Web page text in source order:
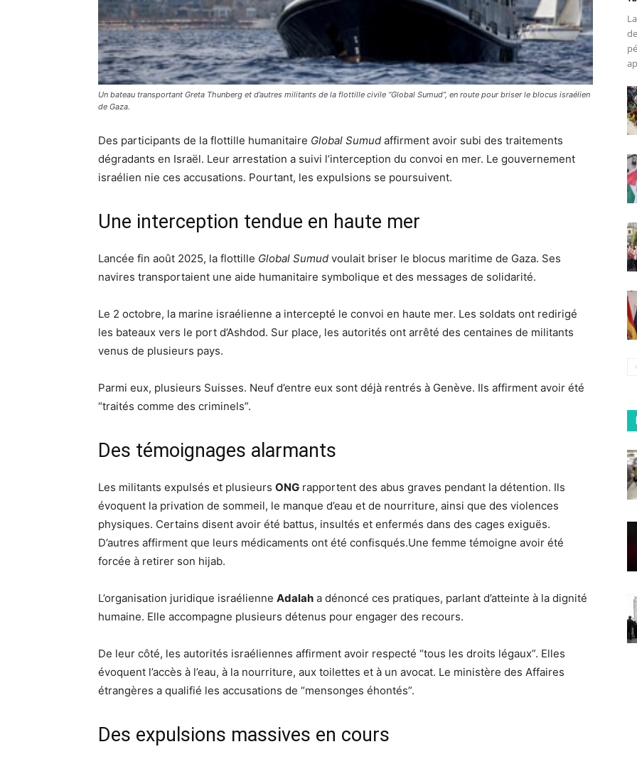
Un bateau transportant Greta Thunberg et d’autres militants de la flottille civile “Global Sumud”, en route pour briser le blocus israélien
de Gaza.
Des participants de la flottille humanitaire Global Sumud affirment avoir subi des traitements
dégradants en Israël. Leur arrestation a suivi l’interception du convoi en mer. Le gouvernement
israélien nie ces accusations. Pourtant, les expulsions se poursuivent.
Une interception tendue en haute mer
Lancée fin août 2025, la flottille Global Sumud voulait briser le blocus maritime de Gaza. Ses
navires transportaient une aide humanitaire symbolique et des messages de solidarité.
Le 2 octobre, la marine israélienne a intercepté le convoi en haute mer. Les soldats ont redirigé
les bateaux vers le port d’Ashdod. Sur place, les autorités ont arrêté des centaines de militants
venus de plusieurs pays.
Parmi eux, plusieurs Suisses. Neuf d’entre eux sont déjà rentrés à Genève. Ils affirment avoir été
“traités comme des criminels”.
Des témoignages alarmants
Les militants expulsés et plusieurs ONG rapportent des abus graves pendant la détention. Ils
évoquent la privation de sommeil, le manque d’eau et de nourriture, ainsi que des violences
physiques. Certains disent avoir été battus, insultés et enfermés dans des cages exiguës.
D’autres affirment que leurs médicaments ont été confisqués.Une femme témoigne avoir été
forcée à retirer son hijab.
L’organisation juridique israélienne Adalah a dénoncé ces pratiques, parlant d’atteinte à la dignité
humaine. Elle accompagne plusieurs détenus pour engager des recours.
De leur côté, les autorités israéliennes affirment avoir respecté “tous les droits légaux”. Elles
évoquent l’accès à l’eau, à la nourriture, aux toilettes et à un avocat. Le ministère des Affaires
étrangères a qualifié les accusations de “mensonges éhontés”.
Des expulsions massives en cours